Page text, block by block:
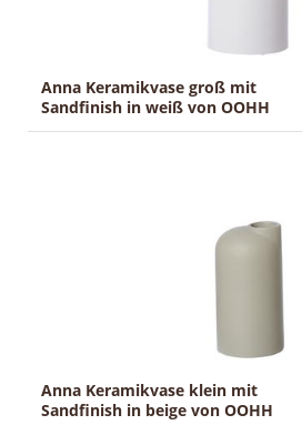
Anna Keramikvase groß mit
Sandfinish in weiß von OOHH
Anna Keramikvase klein mit
Sandfinish in beige von OOHH